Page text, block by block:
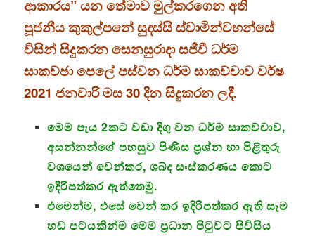
ආකාරය” යන තේමාව මුල්කරගෙන අති
පූජනීය කුකුල්පනේ සුදස්සී ස්වාමින්වහන්සේ
විසින් සිදුකරන සෙනසුරාදා සජීවී ධර්ම
සාකච්ඡා පෙලේ පස්වන ධර්ම සාකච්චාව වර්ෂ
2021 ජනවාරි මස 30 දින සිදුකරන ලදී.
මෙම පැය 2කට වඩා දිගු වන ධර්ම සාකච්චාව,
අසන්නන්ගේ පහසුව පිණිස ප්‍රශ්න හා පිළිතුරු
වශයෙන් වෙන්කර, ශබ්ද සංස්කරණය කොට
ඉදිරිපත්කර ඇත්තෙමු.
එමෙන්ම, එසේ වෙන් කර ඉදිරිපත්කර ඇති සෑම
හඬ පටයකින්ම මෙම ප්‍රධාන පිටුවට පිවිසිය